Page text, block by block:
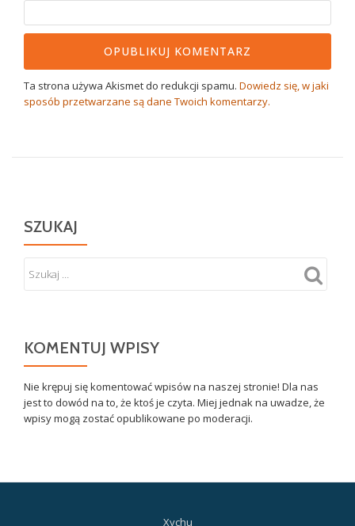
Ta strona używa Akismet do redukcji spamu. Dowiedz się, w jaki
sposób przetwarzane są dane Twoich komentarzy.
SZUKAJ
KOMENTUJ WPISY
Nie krępuj się komentować wpisów na naszej stronie! Dla nas
jest to dowód na to, że ktoś je czyta. Miej jednak na uwadze, że
wpisy mogą zostać opublikowane po moderacji.
Xychu